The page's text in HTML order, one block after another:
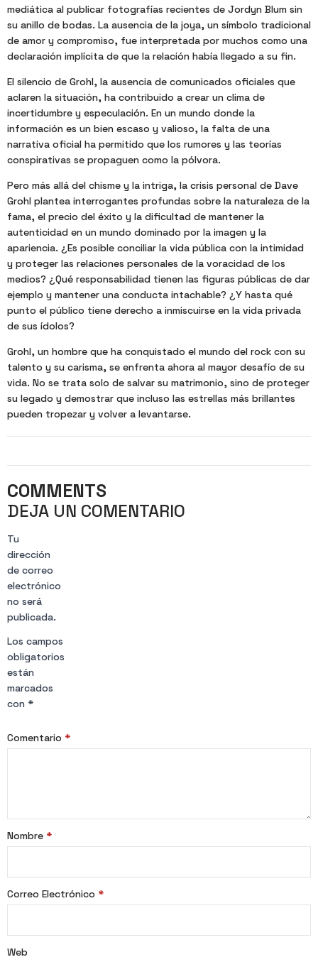
mediática al publicar fotografías recientes de Jordyn Blum sin
su anillo de bodas. La ausencia de la joya, un símbolo tradicional
de amor y compromiso, fue interpretada por muchos como una
declaración implícita de que la relación había llegado a su fin.
El silencio de Grohl, la ausencia de comunicados oficiales que
aclaren la situación, ha contribuido a crear un clima de
incertidumbre y especulación. En un mundo donde la
información es un bien escaso y valioso, la falta de una
narrativa oficial ha permitido que los rumores y las teorías
conspirativas se propaguen como la pólvora.
Pero más allá del chisme y la intriga, la crisis personal de Dave
Grohl plantea interrogantes profundas sobre la naturaleza de la
fama, el precio del éxito y la dificultad de mantener la
autenticidad en un mundo dominado por la imagen y la
apariencia. ¿Es posible conciliar la vida pública con la intimidad
y proteger las relaciones personales de la voracidad de los
medios? ¿Qué responsabilidad tienen las figuras públicas de dar
ejemplo y mantener una conducta intachable? ¿Y hasta qué
punto el público tiene derecho a inmiscuirse en la vida privada
de sus ídolos?
Grohl, un hombre que ha conquistado el mundo del rock con su
talento y su carisma, se enfrenta ahora al mayor desafío de su
vida. No se trata solo de salvar su matrimonio, sino de proteger
su legado y demostrar que incluso las estrellas más brillantes
pueden tropezar y volver a levantarse.
COMMENTS
DEJA UN COMENTARIO
Tu
dirección
de correo
electrónico
no será
publicada.
Los campos
obligatorios
están
marcados
con *
Comentario *
Nombre *
Correo Electrónico *
Web